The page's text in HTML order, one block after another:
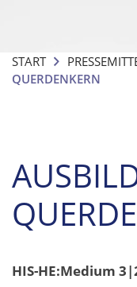
START
QUERDENKERN
HIS-HE:Medium